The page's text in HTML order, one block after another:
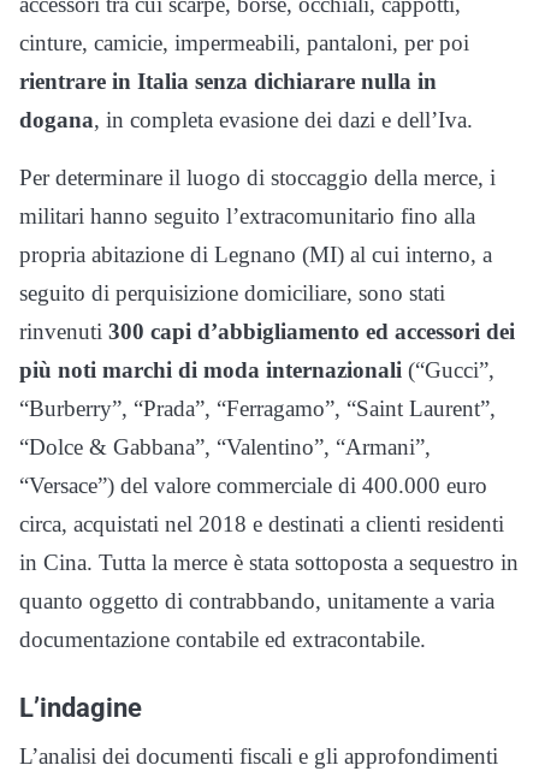
cinture, camicie, impermeabili, pantaloni, per poi
rientrare in Italia senza dichiarare nulla in
dogana, in completa evasione dei dazi e dell’Iva.
Per determinare il luogo di stoccaggio della merce, i
militari hanno seguito l’extracomunitario fino alla
propria abitazione di Legnano (MI) al cui interno, a
seguito di perquisizione domiciliare, sono stati
rinvenuti 300 capi d’abbigliamento ed accessori dei
più noti marchi di moda internazionali (“Gucci”,
“Burberry”, “Prada”, “Ferragamo”, “Saint Laurent”,
“Dolce & Gabbana”, “Valentino”, “Armani”,
“Versace”) del valore commerciale di 400.000 euro
circa, acquistati nel 2018 e destinati a clienti residenti
in Cina. Tutta la merce è stata sottoposta a sequestro in
quanto oggetto di contrabbando, unitamente a varia
documentazione contabile ed extracontabile.
L’indagine
L’analisi dei documenti fiscali e gli approfondimenti